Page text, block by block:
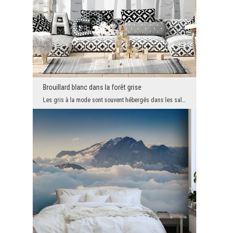
Brouillard blanc dans la forêt grise
Les gris à la mode sont souvent hébergés dans les salons ou les chambres de nos maisons, mais pas...